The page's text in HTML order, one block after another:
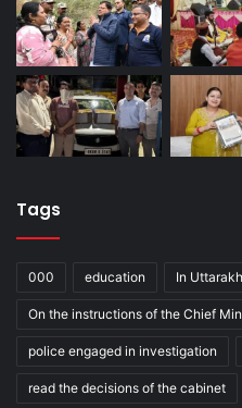
Tags
000 education In
On the instructions of the Chief
police engaged in investigation
read the decisions of the cabinet